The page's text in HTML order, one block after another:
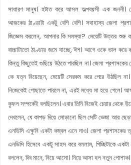
সাধারণ মানুষ। হটাত করে আসল অল্পবয়সী এক জননী।
আজকের ঠাণ্ডাটা একটু বেশি বেশি। সদাহাস্য জেলা
জিজ্ঞেস করলেন, আপনার কি সমস্যা? মেয়েটি উত্তর
বাচ্চাটাতো ঠাণ্ডায় জমে যাচ্ছে, ঈশ। আগে ওকে ভাল করে
কিন্তু কিছুতেই গুছিয়ে উঠতে পারছিল না। জেলা
কে যত্ন নিয়েছেন, মেয়েটি সেরকম করে পেরে উঠছিল
নিজেকেই গোছাতে পারলে না, এরই মধ্যে মা হয়ে গেলে।
কুফল সম্পর্কেই বলছিলেন। এবার তিনি নিজেই চেয়ার থেকে
দেখলেন, যে কাপড় দিয়ে মোড়ানো ছিল সেটি ভেজা আর
এনডিসি এক্ষুনি একটা কম্বল এনে দাও। জেলা প্রশাসকের
এনডিসি হিসেবে একটু সাহস করে বললাম, পিচ্ছিটাকে
বললেন, দিব মানে, নিয়ে আসো। নিয়ে আসা হল নতুন পোশাক।